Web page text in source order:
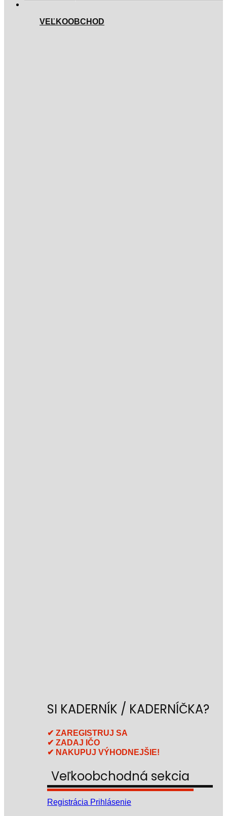
VEĽKOOBCHOD
SI KADERNÍK / KADERNÍČKA?
✔ ZAREGISTRUJ SA
✔ ZADAJ IČO
✔ NAKUPUJ VÝHODNEJŠIE!
Veľkoobchodná sekcia
Registrácia Prihlásenie